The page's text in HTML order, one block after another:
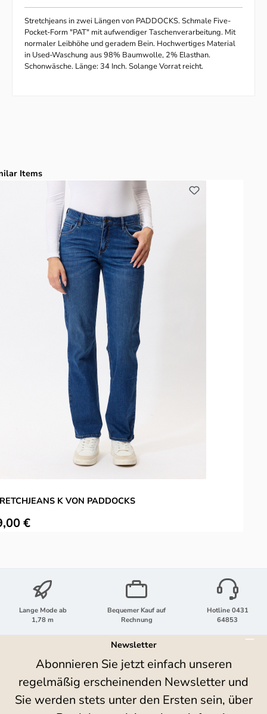
Stretchjeans in zwei Längen von PADDOCKS. Schmale Five-
Pocket-Form "PAT" mit aufwendiger Taschenverarbeitung. Mit
normaler Leibhöhe und geradem Bein. Hochwertiges Material
in Used-Waschung aus 98% Baumwolle, 2% Elasthan.
Schonwäsche. Länge: 34 Inch. Solange Vorrat reicht.
überspringen
Items
K VON PADDOCKS
Preis:
€
Lange Mode ab
1,78 m
Bequemer Kauf auf
Rechnung
Hotline 0431
64853
Newsletter
Abonnieren Sie jetzt einfach unseren
regelmäßig erscheinenden Newsletter und
Sie werden stets unter den Ersten sein, über